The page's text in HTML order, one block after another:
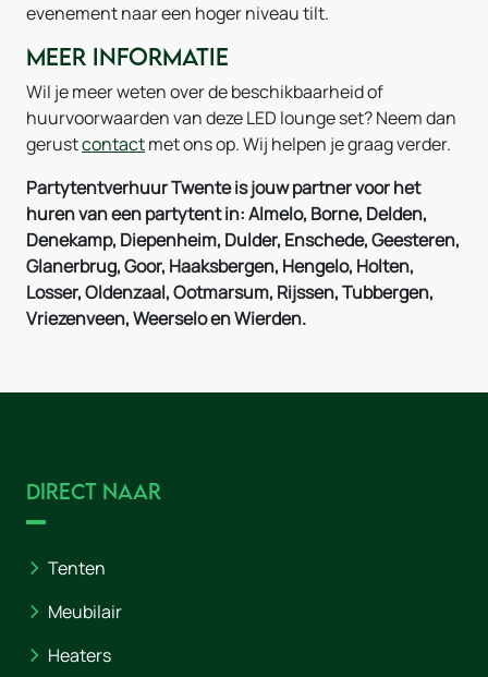
evenement naar een hoger niveau tilt.
Meer informatie
Wil je meer weten over de beschikbaarheid of
huurvoorwaarden van deze LED lounge set? Neem dan
gerustcontactmet ons op. Wij helpen je graag verder.
Partytentverhuur Twente is jouw partner voor het
huren van een partytent in: Almelo, Borne, Delden,
Denekamp, Diepenheim, Dulder, Enschede, Geesteren,
Glanerbrug, Goor, Haaksbergen, Hengelo, Holten,
Losser, Oldenzaal, Ootmarsum, Rijssen, Tubbergen,
Vriezenveen, Weerselo en Wierden.
Direct naar
Tenten
Meubilair
Heaters